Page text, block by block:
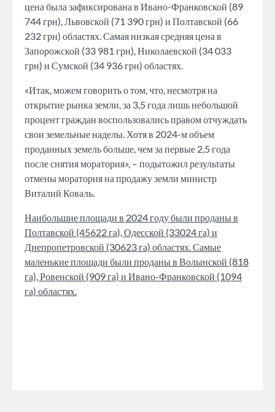
цена была зафиксирована в Ивано-Франковской (89
744 грн), Львовской (71 390 грн) и Полтавской (66
232 грн) областях. Самая низкая средняя цена в
Запорожской (33 981 грн), Николаевской (34 033
грн) и Сумской (34 936 грн) областях.
«Итак, можем говорить о том, что, несмотря на
открытие рынка земли, за 3,5 года лишь небольшой
процент граждан воспользовались правом отчуждать
свои земельные наделы. Хотя в 2024-м объем
проданных земель больше, чем за первые 2,5 года
после снятия моратория», – подытожил результаты
отмены моратория на продажу земли министр
Виталий Коваль.
Наибольшие площади в 2024 году были проданы в
Полтавской (45622 га), Одесской (33024 га) и
Днепропетровской (30623 га) областях. Самые
маленькие площади были проданы в Волынской (818
га), Ровенской (909 га) и Ивано-Франковской (1094
га) областях.